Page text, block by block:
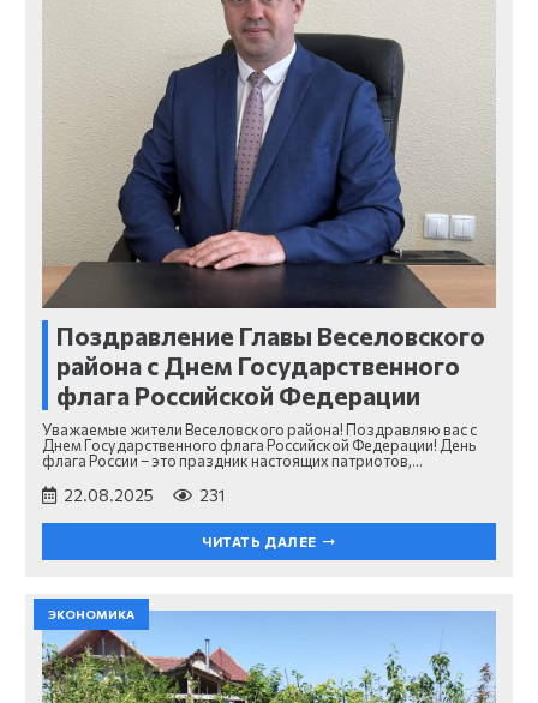
Поздравление Главы Веселовского
района с Днем Государственного
флага Российской Федерации
Уважаемые жители Веселовского района! Поздравляю вас с
Днем Государственного флага Российской Федерации! День
флага России – это праздник настоящих патриотов,…
22.08.2025 231
ЧИТАТЬ ДАЛЕЕ
ЭКОНОМИКА